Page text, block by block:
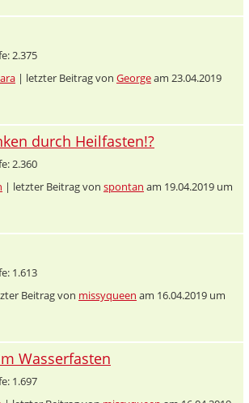
2.375
| letzter Beitrag von Georgeam 23.04.2019
durch Heilfasten!?
2.360
| letzter Beitrag von spontan am 19.04.2019 um
1.613
Beitrag von missyqueen am 16.04.2019 um
Wasserfasten
1.697